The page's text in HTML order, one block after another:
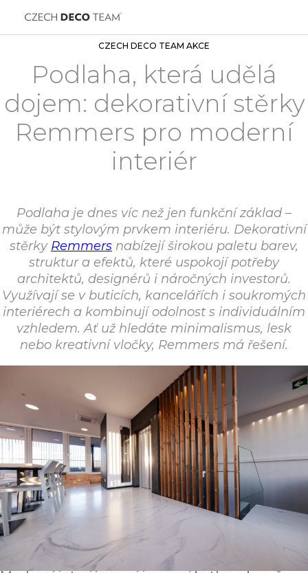
CZECH DECO TEAM AKCE
Podlaha, která udělá
dojem: dekorativní stěrky
Remmers pro moderní
interiér
Podlaha je dnes víc než jen funkční základ –
může být stylovým prvkem interiéru. Dekorativní
stěrky Remmers nabízejí širokou paletu barev,
struktur a efektů, které uspokojí potřeby
architektů, designérů i náročných investorů.
Využívají se v buticích, kancelářích i soukromých
interiérech a kombinují odolnost s individuálním
vzhledem. Ať už hledáte minimalismus, lesk
nebo kreativní vločky, Remmers má řešení.
Když se podlaha stává designovým
prvkem